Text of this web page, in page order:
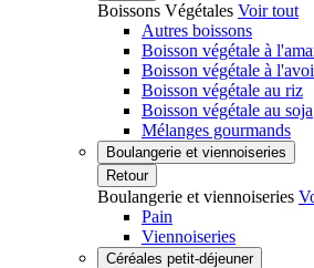
Boissons Végétales Voir tout
Autres boissons
Boisson végétale à
Boisson végétale à
Boisson végétale au riz
Boisson végétale au soja
Mélanges gourmands
Boulangerie et viennoiseries
Retour
Boulangerie et viennoiseries
Pain
Viennoiseries
Céréales petit-déjeuner